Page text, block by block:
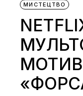
МИСТЕЦТВО